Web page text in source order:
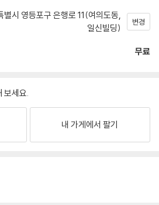
별시 영등포구 은행로 11(여의도동,
일신빌딩)
변경
무료
보세요.
내 가게에서 팔기